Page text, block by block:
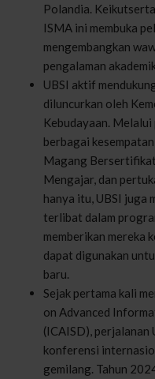
Polandia.
ISMA ini membuka
mengembangkan
pengalaman
UBSI aktif
diluncurkan oleh
Kebudayaan.
berbagai
Magang
Mengajar, dan
hanya itu, UBSI juga
terlibat dalam
memberikan mereka
dapat digunakan
baru.
Sejak pertama kali
on Advanced
(ICAISD), perjalanan
konferensi
gemilang. Tahun